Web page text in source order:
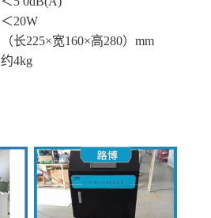
＜20W
（长225×宽160×高280）mm
约4kg